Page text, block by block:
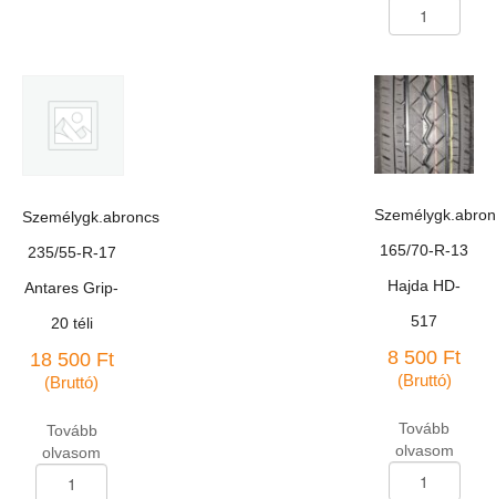
mennyiség
185/60-
15
Constancy
LY-
966
téli
mennyiség
Személygk.abroncs
235/55-R-17
Antares Grip-
20 téli
18 500 Ft
(Bruttó)
Tovább
olvasom
165/70-R-13
Hajda HD-
517
8 500 Ft
(Bruttó)
Tovább
olvasom
165/70-